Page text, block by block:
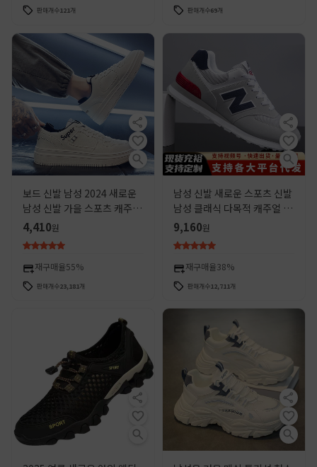
판매개수121개 판매개수69개
보드 신발 남성 2024 새로운
남성 신발 가을 스포츠 캐주얼
러닝 남성 아빠 청소년 유행 신
발 유행 신발
4,410원
재구매율55%
판매개수23,181개
남성 신발 새로운 스포츠 신발
남성 클래식 다목적 캐주얼 신
발 여성 신발 패션 신발 편안한
통기성 운동화 남성
9,160원
재구매율38%
판매개수12,711개